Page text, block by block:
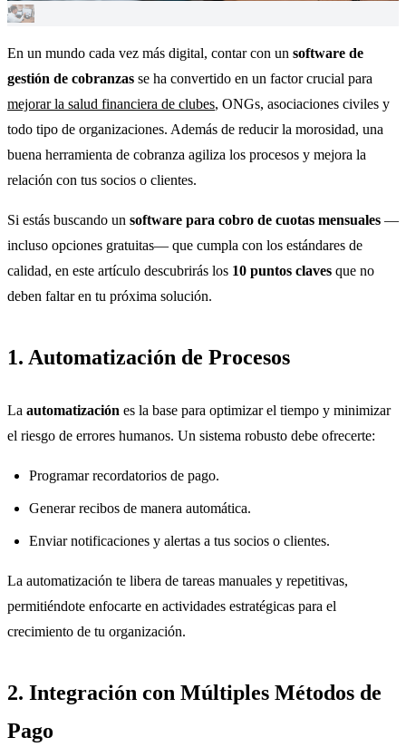
En un mundo cada vez más digital, contar con un software de
gestión de cobranzas se ha convertido en un factor crucial para
mejorar la salud financiera de clubes, ONGs, asociaciones civiles y
todo tipo de organizaciones. Además de reducir la morosidad, una
buena herramienta de cobranza agiliza los procesos y mejora la
relación con tus socios o clientes.
Si estás buscando un software para cobro de cuotas mensuales —
incluso opciones gratuitas— que cumpla con los estándares de
calidad, en este artículo descubrirás los 10 puntos claves que no
deben faltar en tu próxima solución.
1. Automatización de Procesos
La automatización es la base para optimizar el tiempo y minimizar
el riesgo de errores humanos. Un sistema robusto debe ofrecerte:
Programar recordatorios de pago.
Generar recibos de manera automática.
Enviar notificaciones y alertas a tus socios o clientes.
La automatización te libera de tareas manuales y repetitivas,
permitiéndote enfocarte en actividades estratégicas para el
crecimiento de tu organización.
2. Integración con Múltiples Métodos de
Pago